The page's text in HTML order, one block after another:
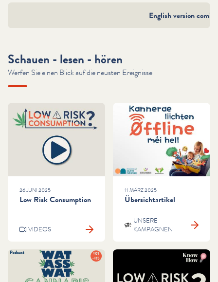
English version coming
Schauen - lesen - hören
Werfen Sie einen Blick auf die neusten Ereignisse
26 JUNI 2025
Low Risk Consumption
VIDEOS
11 MÄRZ 2025
Übersichtartikel
UNSERE
KAMPAGNEN